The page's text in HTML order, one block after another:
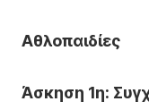
Αθλοπαιδίες
Άσκηση 1η: